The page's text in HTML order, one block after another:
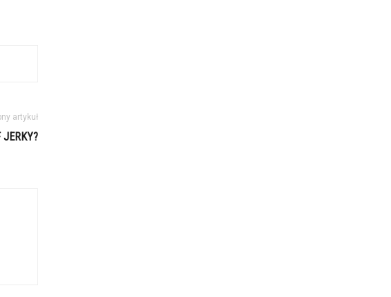
artykuł
JERKY?